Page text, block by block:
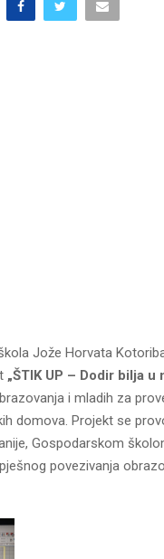
Jože Horvata
„ŠTIK UP – Dodir bilja u
i mladih za
domova. Projekt se
Gospodarskom
povezivanja